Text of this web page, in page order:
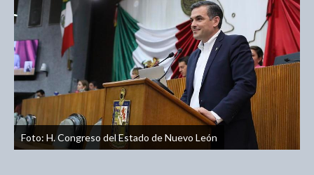
Foto: H. Congreso del Estado de Nuevo León